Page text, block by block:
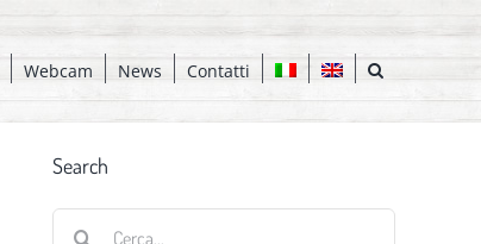
Webcam News Contatti
Search